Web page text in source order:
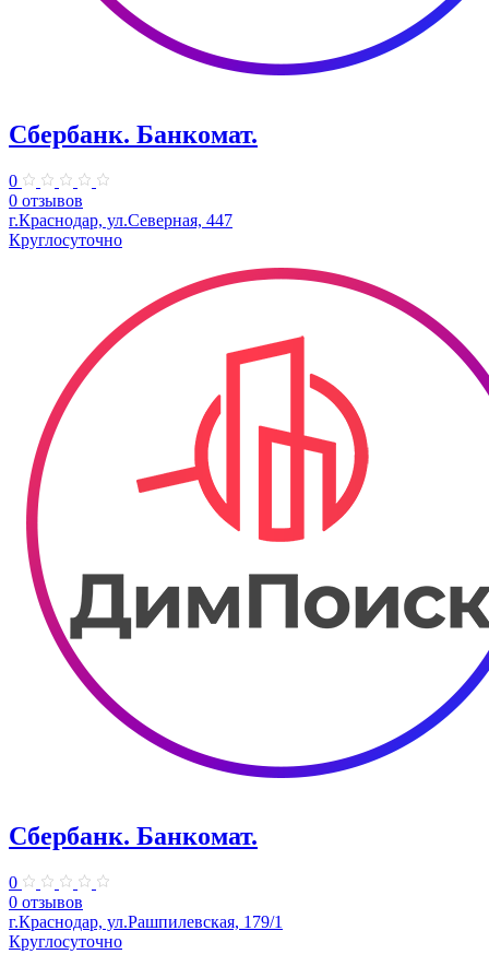
Сбербанк. Банкомат.
0
0 отзывов
г.Краснодар, ул.Северная, 447
Круглосуточно
Сбербанк. Банкомат.
0
0 отзывов
г.Краснодар, ул.Рашпилевская, 179/1
Круглосуточно